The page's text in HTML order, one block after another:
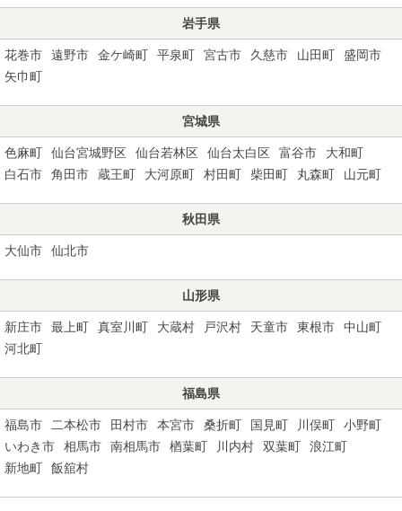
岩手県
花巻市 遠野市 金ケ崎町 平泉町 宮古市 久慈市 山田町
盛岡市
矢巾町
宮城県
色麻町 仙台宮城野区 仙台若林区 仙台太白区 富谷市
大和町
白石市
角田市 蔵王町 大河原町 村田町 柴田町 丸森町 山元町
秋田県
大仙市 仙北市
山形県
新庄市 最上町 真室川町 大蔵村 戸沢村 天童市 東根市
中山町
河北町
福島県
福島市 二本松市 田村市 本宮市 桑折町 国見町 川俣町
小野町
いわき市
相馬市 南相馬市 楢葉町 川内村 双葉町
浪江町
新地町
飯舘村